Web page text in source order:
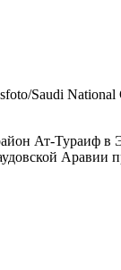
Saudi National
Ат-Тураиф в
Аравии